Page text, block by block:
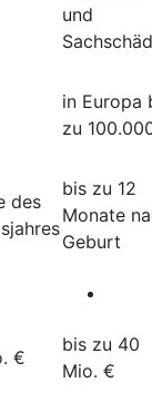
und
in Europa
zu
des
bis zu 12
Monate
Geburt
€
bis zu 40
Mio. €